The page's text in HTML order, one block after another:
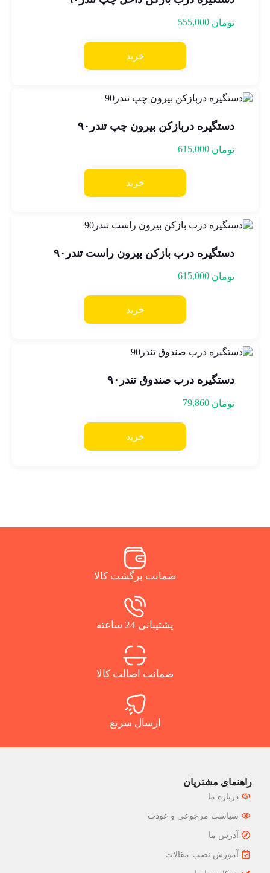
تومان
خرید
دستگیره دربازکن بیرون چپ تندر۹۰
تومان
خرید
دستگیره درب بازکن بیرون راست تندر۹۰
تومان
خرید
دستگیره درب صندوق تندر۹۰
تومان
خرید
ضمانت برگشت کالا
پشتیبانی 24 ساعته
ضمانت اصالت کالا
ارسال سریع
راهنمای مشتریان
درباره ما
سیاست مرجوعی و عودت
آدرس ما
آموزش نصب-مقالات